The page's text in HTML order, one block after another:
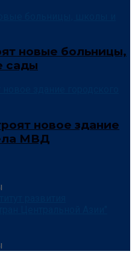
новые больницы,
сады
новое здание
МВД